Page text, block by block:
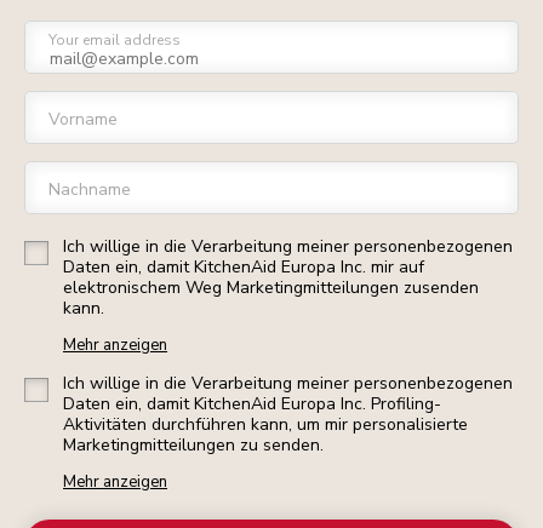
Your email address
Vorname
Nachname
Ich willige in die Verarbeitung meiner personenbezogenen
Daten ein, damit KitchenAid Europa Inc. mir auf
elektronischem Weg Marketingmitteilungen zusenden
kann.
Mehr anzeigen
Ich willige in die Verarbeitung meiner personenbezogenen
Daten ein, damit KitchenAid Europa Inc. Profiling-
Aktivitäten durchführen kann, um mir personalisierte
Marketingmitteilungen zu senden.
Mehr anzeigen